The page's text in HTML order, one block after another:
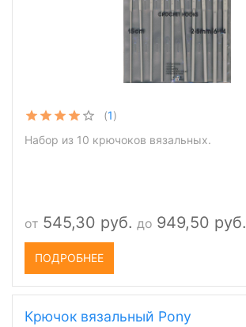
(1)
Набор из 10 крючоков вязальных.
от 545,30 руб. до 949,50 руб.
ПОДРОБНЕЕ
Крючок вязальный Pony